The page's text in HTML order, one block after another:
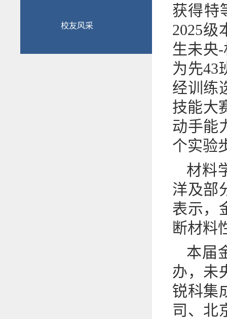
校友风采
获得特
2025级
生未央
为先43
经训练
技能大
动手能
个实验
材料
洋及部
表示，
断材料
本届
办，未
锐科集
司、北